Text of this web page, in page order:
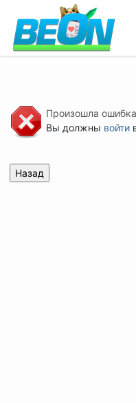
Произошла ошибка
Вы должны войти